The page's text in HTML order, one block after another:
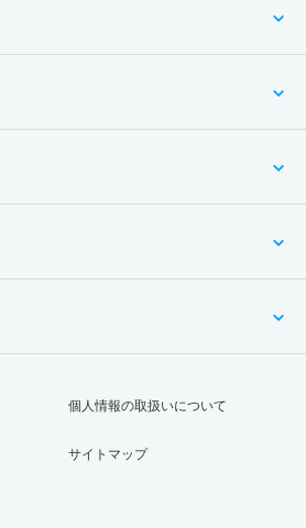
個人情報の取扱いについて
サイトマップ